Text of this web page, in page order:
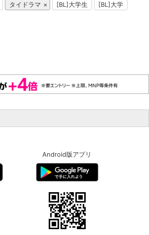
タイドラマ [BL]大学生 [BL]大学
Android版アプリ